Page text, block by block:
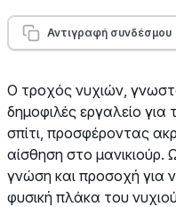
Αντιγραφή συνδέσμου
Ο τροχός νυχιών,
δημοφιλές εργαλείο
σπίτι, προσφέροντας
αίσθηση στο μανικιούρ.
γνώση και προσοχή για
φυσική πλάκα του